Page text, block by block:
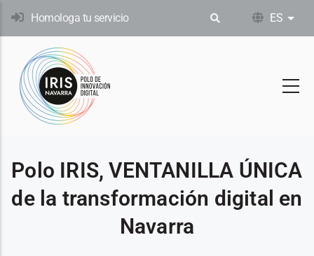
Pasar
contenido
principal
Homologa tu servicio ES
Polo IRIS, VENTANILLA ÚNICA
de la transformación digital en
Navarra